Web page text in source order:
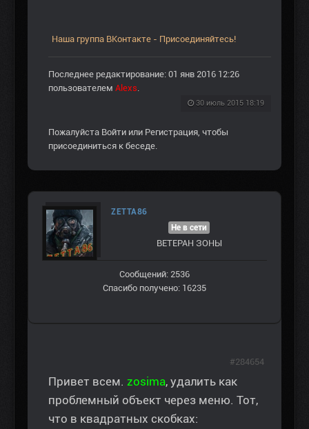
Наша группа ВКонтакте - Присоединяйтесь!
Последнее редактирование: 01 янв 2016 12:26
пользователем Alexs.
30 июль 2015 18:19
Пожалуйста Войти или Регистрация, чтобы
присоединиться к беседе.
ZETTA86
Не в сети
ВЕТЕРАН ЗOНЫ
Сообщений: 2536
Спасибо получено: 16235
Привет всем. zosima, удалить как
проблемный объект через меню. Тот,
что в квадратных скобках:
#284654